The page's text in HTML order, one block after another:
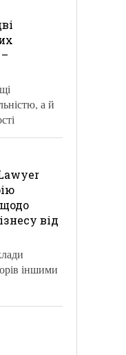
а й
від
іншими